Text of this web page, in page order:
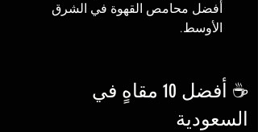
أفضل محامص القهوة في الشرق
الأوسط.
☕ أفضل 10 مقاهٍ في
السعودية